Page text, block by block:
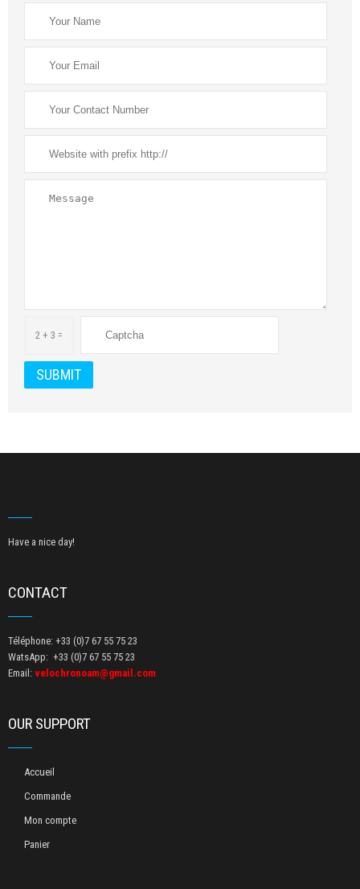
2 + 3 =
Have a nice day!
CONTACT
Téléphone: +33 (0)7 67 55 75 23
WatsApp: +33 (0)7 67 55 75 23
Email: velochronoam@gmail.com
OUR SUPPORT
Accueil
Commande
Mon compte
Panier